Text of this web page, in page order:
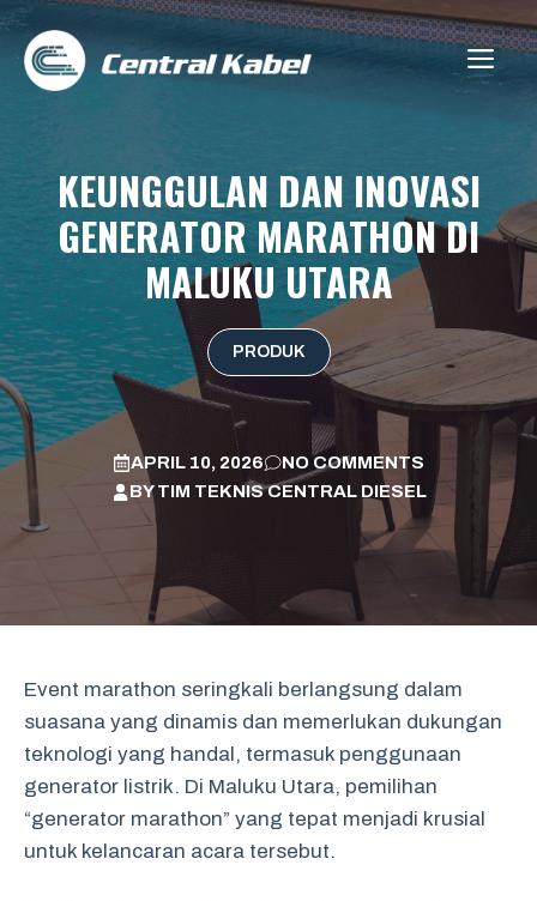
Skip
content
KEUNGGULAN DAN INOVASI
GENERATOR MARATHON DI
MALUKU UTARA
PRODUK
APRIL 10, 2026
NO COMMENTS
BYTIM TEKNIS CENTRAL DIESEL
Event marathon seringkali berlangsung dalam
suasana yang dinamis dan memerlukan dukungan
teknologi yang handal, termasuk penggunaan
generator listrik. Di Maluku Utara, pemilihan
“generator marathon” yang tepat menjadi krusial
untuk kelancaran acara tersebut.